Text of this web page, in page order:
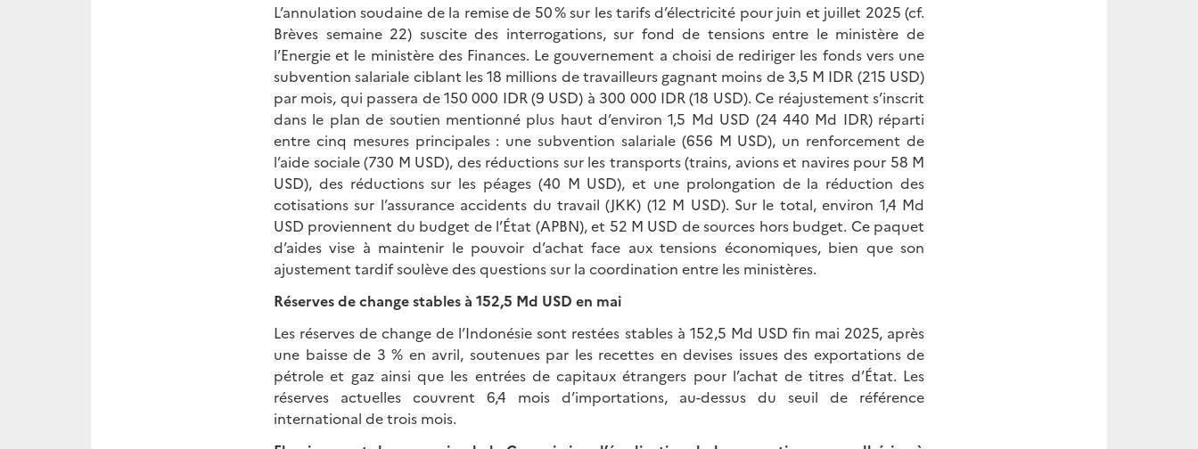
L’annulation soudaine de la remise de 50 % sur les tarifs d’électricité pour juin et juillet 2025 (cf.
Brèves semaine 22) suscite des interrogations, sur fond de tensions entre le ministère de
l’Energie et le ministère des Finances. Le gouvernement a choisi de rediriger les fonds vers une
subvention salariale ciblant les 18 millions de travailleurs gagnant moins de 3,5 M IDR (215 USD)
par mois, qui passera de 150 000 IDR (9 USD) à 300 000 IDR (18 USD). Ce réajustement s’inscrit
dans le plan de soutien mentionné plus haut d’environ 1,5 Md USD (24 440 Md IDR) réparti
entre cinq mesures principales : une subvention salariale (656 M USD), un renforcement de
l’aide sociale (730 M USD), des réductions sur les transports (trains, avions et navires pour 58 M
USD), des réductions sur les péages (40 M USD), et une prolongation de la réduction des
cotisations sur l’assurance accidents du travail (JKK) (12 M USD). Sur le total, environ 1,4 Md
USD proviennent du budget de l’État (APBN), et 52 M USD de sources hors budget. Ce paquet
d’aides vise à maintenir le pouvoir d’achat face aux tensions économiques, bien que son
ajustement tardif soulève des questions sur la coordination entre les ministères.
Réserves de change stables à 152,5 Md USD en mai
Les réserves de change de l’Indonésie sont restées stables à 152,5 Md USD fin mai 2025, après
une baisse de 3 % en avril, soutenues par les recettes en devises issues des exportations de
pétrole et gaz ainsi que les entrées de capitaux étrangers pour l’achat de titres d’État. Les
réserves actuelles couvrent 6,4 mois d’importations, au-dessus du seuil de référence
international de trois mois.